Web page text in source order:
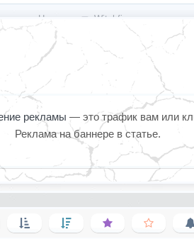
« Назад Witchfire
рекламы — это трафик вам или
Реклама на баннере в статье.